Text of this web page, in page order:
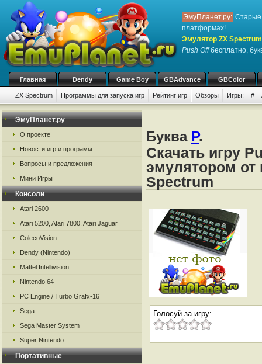
ЭмуПланет.ру: Старые
платформах!
Эмулятор ZX
Push Offбесплатно,
Главная Dendy Game Boy GBAdvance GBColor
ZX Spectrum Программы для запуска игр Рейтинг игр Обзоры Игры: #
ЭмуПланет.ру
О проекте
Новости игр и программ
Вопросы и предложения
Мини Игры
Консоли
Atari 2600
Atari 5200, Atari 7800, Atari Jaguar
ColecoVision
Dendy (Nintendo)
Mattel Intellivision
Nintendo 64
PC Engine / Turbo Grafx-16
Sega
Sega Master System
Super Nintendo
Портативные
Буква P.
Скачать игру
эмулятором от
Spectrum
Голосуй за игру: